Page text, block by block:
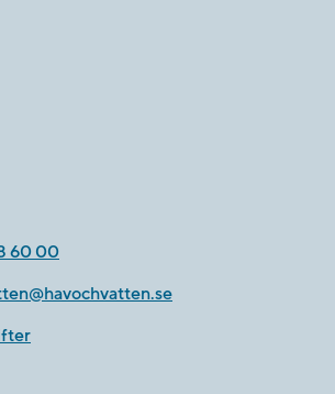
60 00